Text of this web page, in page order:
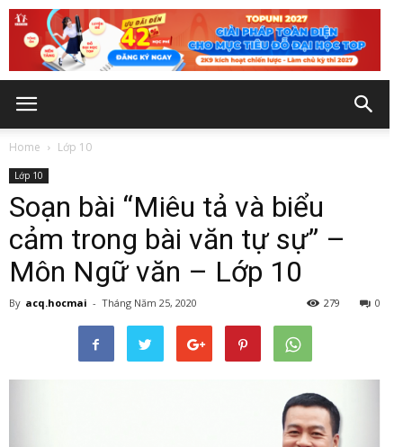
Home Lớp 10
Lớp 10
Soạn bài “Miêu tả và biểu
cảm trong bài văn tự sự” –
Môn Ngữ văn – Lớp 10
By acq.hocmai - Tháng Năm 25, 2020 0
279